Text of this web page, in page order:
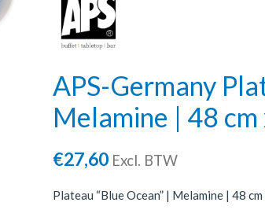
APS-Germany
Melamine | 48
€27,60 Excl. BTW
Plateau “Blue Ocean” | Melamine | 48